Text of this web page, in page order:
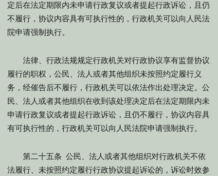
定后在法定期限内未申请行政复议或者提起行政诉讼，且仍
不履行，协议内容具有可执行性的，行政机关可以向人民法
院申请强制执行。
法律、行政法规规定行政机关对行政协议享有监督协议
履行的职权，公民、法人或者其他组织未按照约定履行义
务，经催告后不履行，行政机关可以依法作出处理决定。公
民、法人或者其他组织在收到该处理决定后在法定期限内未
申请行政复议或者提起行政诉讼，且仍不履行，协议内容具
有可执行性的，行政机关可以向人民法院申请强制执行。
第二十五条 公民、法人或者其他组织对行政机关不依
法履行、未按照约定履行行政协议提起诉讼的，诉讼时效参